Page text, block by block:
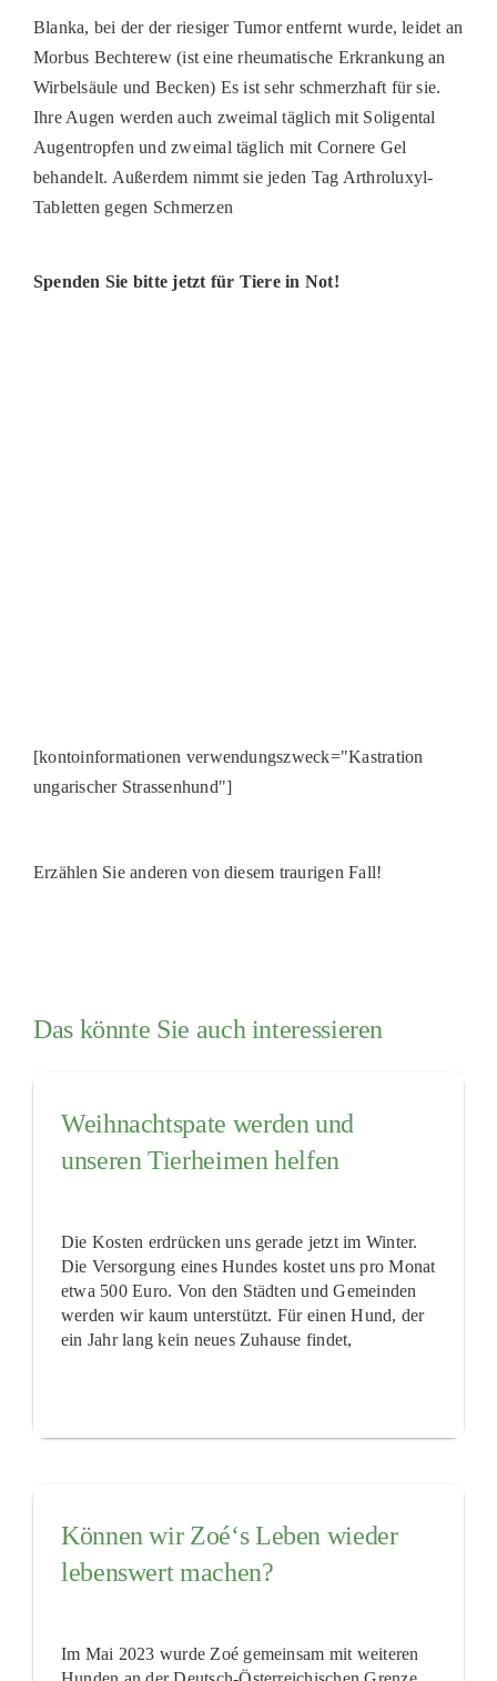
Blanka, bei der der riesiger Tumor entfernt wurde, leidet an
Morbus Bechterew (ist eine rheumatische Erkrankung an
Wirbelsäule und Becken) Es ist sehr schmerzhaft für sie.
Ihre Augen werden auch zweimal täglich mit Soligental
Augentropfen und zweimal täglich mit Cornere Gel
behandelt. Außerdem nimmt sie jeden Tag Arthroluxyl-
Tabletten gegen Schmerzen
Spenden Sie bitte jetzt für Tiere in Not!
[kontoinformationen verwendungszweck="Kastration
ungarischer Strassenhund"]
Erzählen Sie anderen von diesem traurigen Fall!
Das könnte Sie auch interessieren
Weihnachtspate werden und
unseren Tierheimen helfen
Die Kosten erdrücken uns gerade jetzt im Winter.
Die Versorgung eines Hundes kostet uns pro Monat
etwa 500 Euro. Von den Städten und Gemeinden
werden wir kaum unterstützt. Für einen Hund, der
ein Jahr lang kein neues Zuhause findet,
Können wir Zoé‘s Leben wieder
lebenswert machen?
Im Mai 2023 wurde Zoé gemeinsam mit weiteren